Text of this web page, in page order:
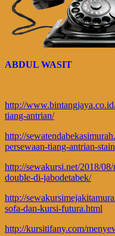
ABDUL WASIT
http://
tiang-antrian/
http://
persewaan-tiang-antrian-
http://sewakursi.net/2018/
double-di-jabodetabek/
http://
sofa-dan-kursi-futura.html
http://kursitifany.com/